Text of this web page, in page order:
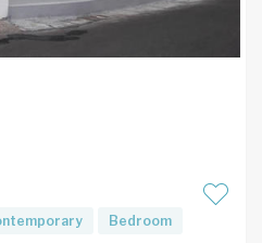
Bedroom